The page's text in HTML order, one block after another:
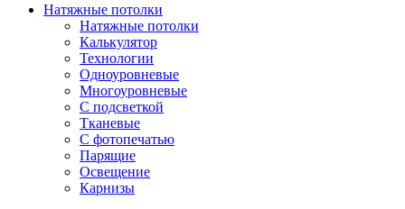
Натяжные потолки
Натяжные потолки
Калькулятор
Технологии
Одноуровневые
Многоуровневые
С подсветкой
Тканевые
С фотопечатью
Парящие
Освещение
Карнизы